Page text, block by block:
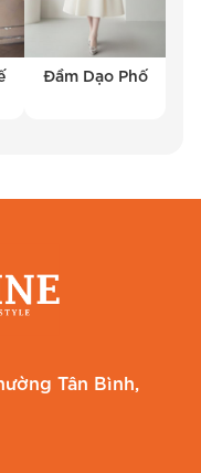
nhẹ giúp
cộng lớn cho
dáng của mình.
cực kỳ tiện lợi để
Đầm Dạo Phố
Tân Bình,